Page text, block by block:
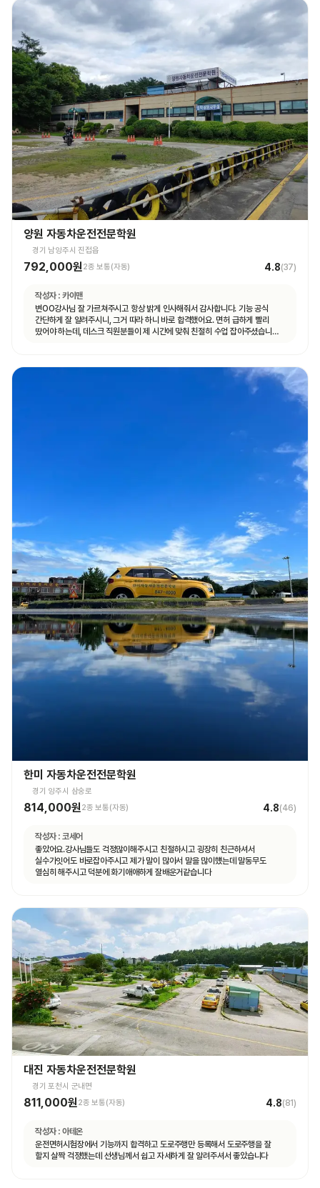
양원 자동차운전전문학원
경기 남양주시 진접읍
792,000원 2종 보통(자동) 4.8(37)
작성자 : 카이맨
변OO강사님 잘 가르쳐주시고 항상 밝게 인사해줘서 감사합니다. 기능 공식
간단하게 잘 알려주시니, 그거 따라 하니 바로 합격했어요. 면허 급하게 빨리
땄어야 하는데, 데스크 직원분들이 제 시간에 맞춰 친절히 수업 잡아주셨습니다.
한미 자동차운전전문학원
경기 양주시 삼숭로
814,000원2종 보통(자동) 4.8(46)
작성자 : 코세어
좋았어요.강사님들도 걱정많이해주시고 친절하시고 굉장히 친근하셔서
실수가잇어도 바로잡아주시고 제가 말이 많아서 말을 많이헀는데 말동무도
열심히 해주시고 덕분에 화기애애하게 잘배운거같습니다
대진 자동차운전전문학원
경기 포천시 군내면
811,000원2종 보통(자동) 4.8(81)
작성자 : 아테온
운전면허시험장에서 기능까지 합격하고 도로주행만 등록해서 도로주행을 잘
할지 살짝 걱정했는데 선생님께서 쉽고 자세하게 잘 알려주셔서 좋았습니다